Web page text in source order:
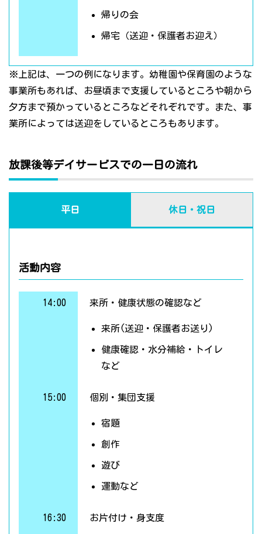
帰りの会
帰宅（送迎・保護者お迎え）
※上記は、一つの例になります。幼稚園や保育園のような
事業所もあれば、お昼頃まで支援しているところや朝から
夕方まで預かっているところなどそれぞれです。また、事
業所によっては送迎をしているところもあります。
放課後等デイサービスでの一日の流れ
平日 休日・祝日
活動内容
14:00 来所・健康状態の確認など
来所(送迎・保護者お送り)
健康確認・水分補給・トイレ
など
15:00 個別・集団支援
宿題
創作
遊び
運動など
16:30 お片付け・身支度